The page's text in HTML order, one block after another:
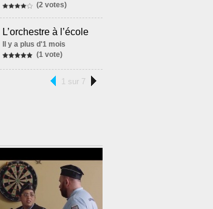
(2 votes)
L’orchestre à l’école
Il y a plus d'1 mois
(1 vote)
1 sur 7